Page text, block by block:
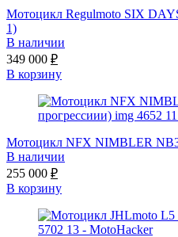
Мотоцикл Regulmoto SIX
1)
В наличии
349 000 ₽
В корзину
Мотоцикл NFX NIMBLER
В наличии
255 000 ₽
В корзину